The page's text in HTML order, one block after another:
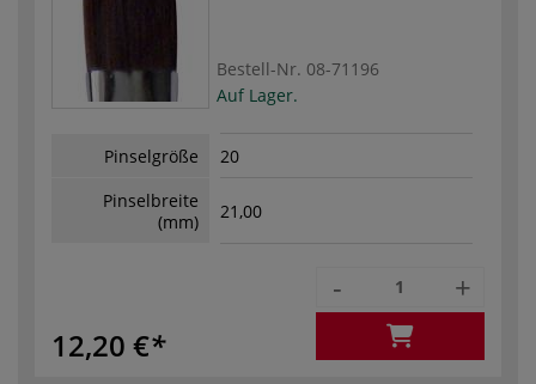
Bestell-Nr. 08-71196
Auf Lager.
Pinselgröße
20
Pinselbreite
(mm)
21,00
12,20 €
- +